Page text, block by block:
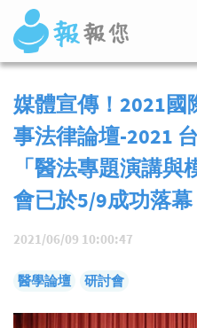
媒體宣傳！2021國
事法律論壇-2021
「醫法專題演講
會已於5/9成功落幕
2021/06/09 10:00:47
醫學論壇 研討會